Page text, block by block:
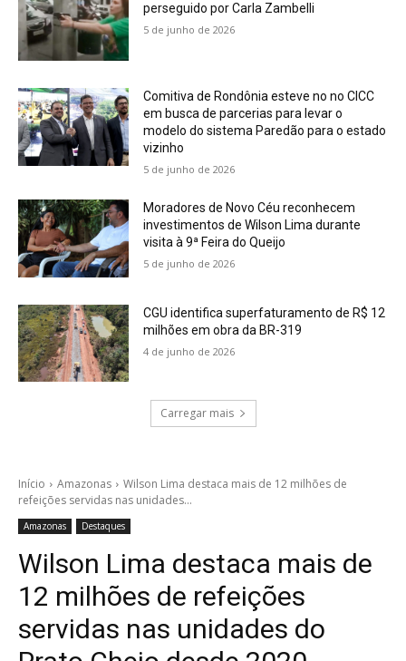
perseguido por Carla Zambelli
5 de junho de 2026
Comitiva de Rondônia esteve no no CICC
em busca de parcerias para levar o
modelo do sistema Paredão para o estado
vizinho
5 de junho de 2026
Moradores de Novo Céu reconhecem
investimentos de Wilson Lima durante
visita à 9ª Feira do Queijo
5 de junho de 2026
CGU identifica superfaturamento de R$ 12
milhões em obra da BR-319
4 de junho de 2026
Carregar mais